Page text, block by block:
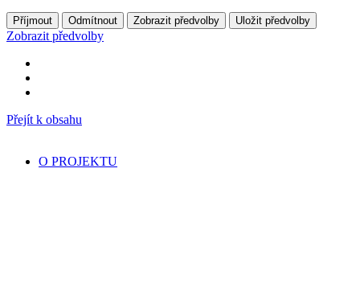
Příjmout Odmítnout Zobrazit předvolby Uložit předvolby
Zobrazit předvolby
Přejít k obsahu
O PROJEKTU